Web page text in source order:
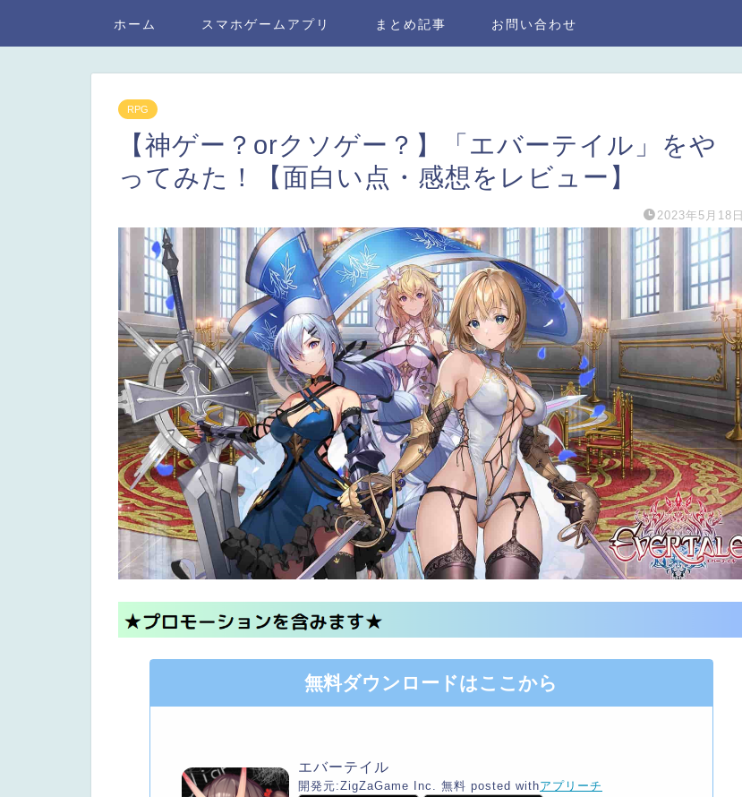
ホーム スマホゲームアプリ まとめ記事 お問い合わせ
RPG
【神ゲー？orクソゲー？】「エバーテイル」をや
ってみた！【面白い点・感想をレビュー】
2023年5月18日
無料ダウンロードはここから
エバーテイル
開発元:ZigZaGame Inc. 無料 posted withアプリーチ